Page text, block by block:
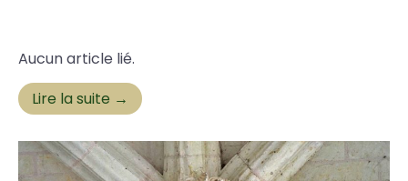
Aucun article lié.
Lire la suite →